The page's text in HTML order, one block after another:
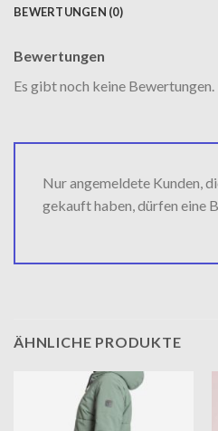
BEWERTUNGEN (0)
Bewertungen
Es gibt noch keine Bewertungen.
Nur angemeldete Kunden,
gekauft haben, dürfen eine
ÄHNLICHE PRODUKTE